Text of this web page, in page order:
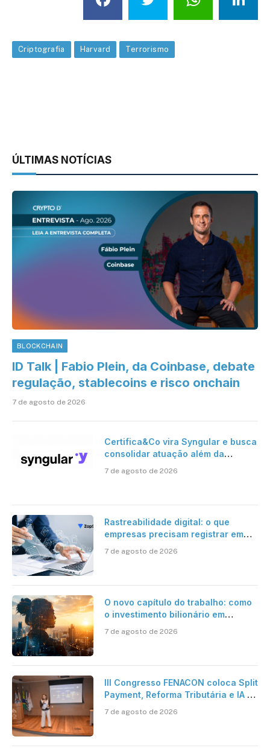
Criptografia Harvard Terrorismo
ÚLTIMAS NOTÍCIAS
BLOCKCHAIN
ID Talk | Fabio Plein, da Coinbase, debate
regulação, stablecoins e risco onchain
7 de agosto de 2026
Certifica&Co vira Syngular e busca
consolidar atuação além da
7 de agosto de 2026
Rastreabilidade digital: o que
empresas precisam registrar em
7 de agosto de 2026
O novo capítulo do trabalho: como
o investimento bilionário em
verdadeira era da inteligência
7 de agosto de 2026
III Congresso FENACON coloca Split
Payment, Reforma Tributária e IA no
7 de agosto de 2026